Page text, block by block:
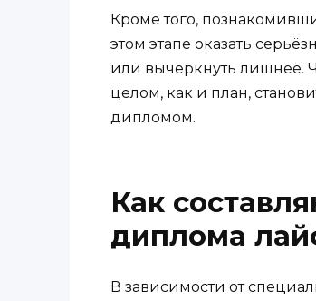
Кроме того,
этом этапе оказать
или вычеркнуть лишнее.
целом, как и план,
дипломом.
Как
диплома
В зависимости от